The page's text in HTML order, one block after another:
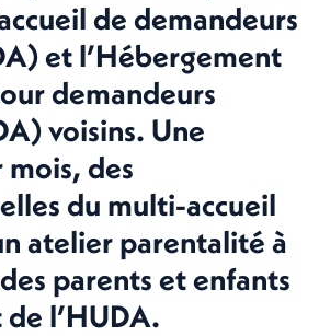
de demandeurs
et l’Hébergement
demandeurs
voisins. Une
des
du multi-accueil
atelier parentalité à
parents et enfants
l’HUDA.